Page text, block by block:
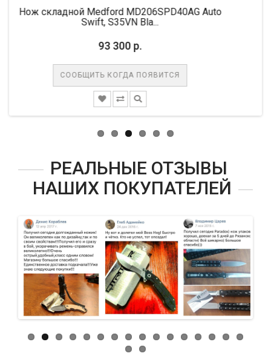
MD206SPD40AG Auto
ПОЯВИТСЯ
Нож складной
РЕАЛЬНЫЕ ОТЗЫВЫ
НАШИХ ПОКУПАТЕЛЕЙ